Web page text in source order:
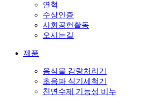
연혁
수상인증
사회공헌활동
오시는길
제품
음식물 감량처리기
초음파 식기세척기
천연수제 기능성 비누